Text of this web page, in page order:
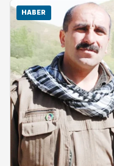
HABER